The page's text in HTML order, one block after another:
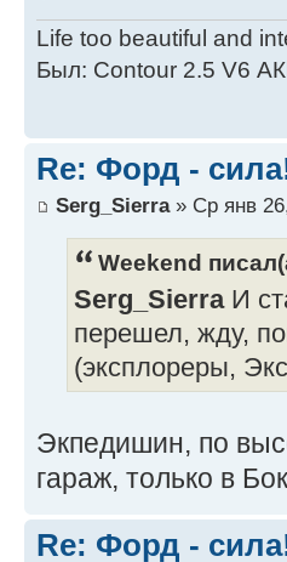
Life too beautiful and
Был: Contour 2.5 V6
Re: Форд -
Serg_Sierra» Ср янв
Weekend
Serg_SierraИ
перешел, жду,
(эксплореры,
Экпедишин, по
гараж, только в
Re: Форд -